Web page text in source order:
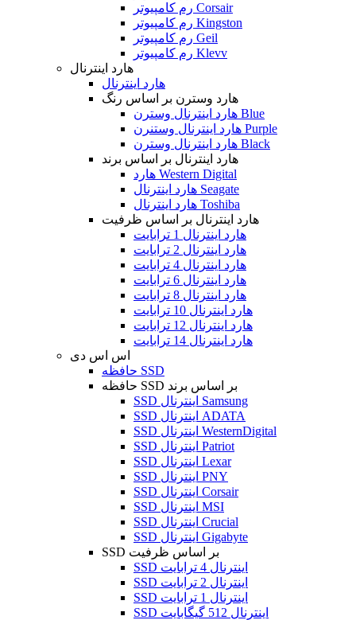
رم کامپیوتر Corsair
رم کامپیوتر Kingston
رم کامپیوتر Geil
رم کامپیوتر Klevv
هارد اینترنال
هارد اینترنال
هارد وسترن بر اساس رنگ
هارد اینترنال وسترن Blue
هارد اینترنال وستنرن Purple
هارد اینترنال وسترن Black
هارد اینترنال بر اساس برند
هارد Western Digital
هارد اینترنال Seagate
هارد اینترنال Toshiba
هارد اینترنال بر اساس ظرفیت
هارد اینترنال 1 ترابایت
هارد اینترنال 2 ترابایت
هارد اینترنال 4 ترابایت
هارد اینترنال 6 ترابایت
هارد اینترنال 8 ترابایت
هارد اینترنال 10 ترابایت
هارد اینترنال 12 ترابایت
هارد اینترنال 14 ترابایت
اس اس دی
حافظه SSD
حافظه SSD بر اساس برند
SSD اینترنال Samsung
SSD اینترنال ADATA
SSD اینترنال WesternDigital
SSD اینترنال Patriot
SSD اینترنال Lexar
SSD اینترنال PNY
SSD اینترنال Corsair
SSD اینترنال MSI
SSD اینترنال Crucial
SSD اینترنال Gigabyte
SSD بر اساس ظرفیت
SSD اینترنال 4 ترابایت
SSD اینترنال 2 ترابایت
SSD اینترنال 1 ترابایت
SSD اینترنال 512 گیگابایت